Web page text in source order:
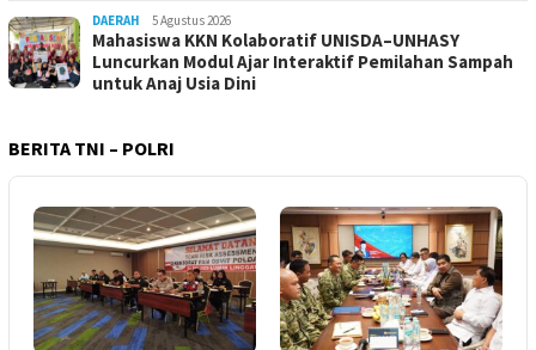
DAERAH 5 Agustus 2026
Mahasiswa KKN Kolaboratif UNISDA–UNHASY
Luncurkan Modul Ajar Interaktif Pemilahan Sampah
untuk Anaj Usia Dini
BERITA TNI – POLRI